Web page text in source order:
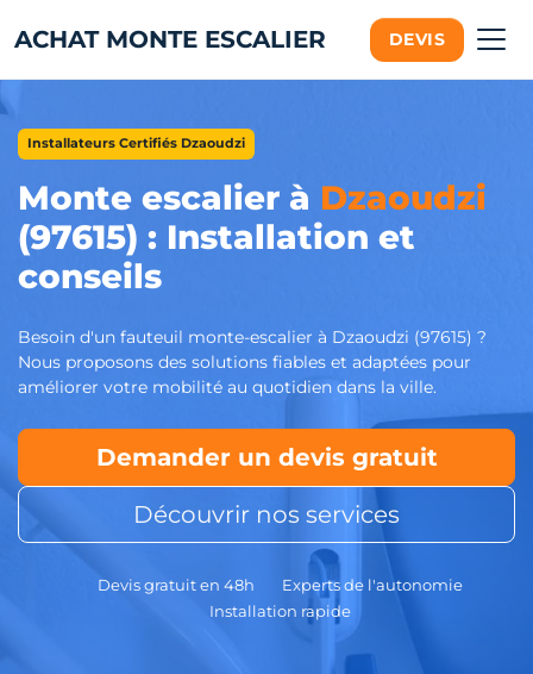
ACHAT MONTE ESCALIER DEVIS
Installateurs Certifiés Dzaoudzi
Monte escalier à Dzaoudzi
(97615) : Installation et
conseils
Besoin d'un fauteuil monte-escalier à Dzaoudzi (97615) ?
Nous proposons des solutions fiables et adaptées pour
améliorer votre mobilité au quotidien dans la ville.
Demander un devis gratuit
Découvrir nos services
Devis gratuit en 48h
Experts de l'autonomie
Installation rapide